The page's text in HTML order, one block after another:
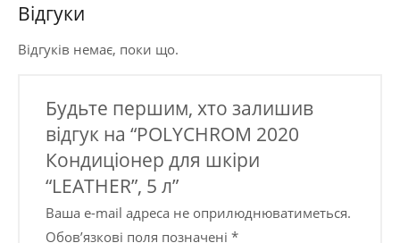
Відгуки
Відгуків немає, поки що.
Будьте першим, хто залишив
відгук на “POLYCHROM 2020
Кондиціонер для шкіри
“LEATHER”, 5 л”
Ваша e-mail адреса не оприлюднюватиметься.
Обов’язкові поля позначені*